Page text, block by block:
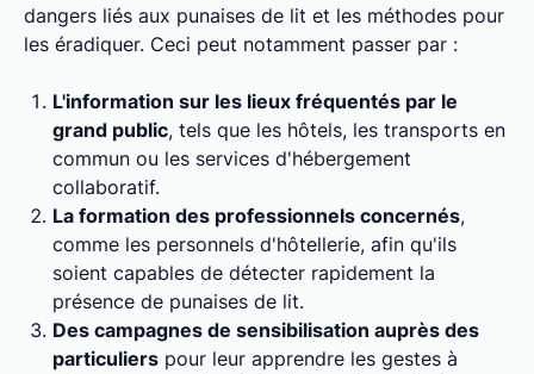
dangers liés aux punaises de lit et les méthodes pour
les éradiquer. Ceci peut notamment passer par :
L'information sur les lieux fréquentés par le
grand public, tels que les hôtels, les transports en
commun ou les services d'hébergement
collaboratif.
La formation des professionnels concernés,
comme les personnels d'hôtellerie, afin qu'ils
soient capables de détecter rapidement la
présence de punaises de lit.
Des campagnes de sensibilisation auprès des
particuliers pour leur apprendre les gestes à